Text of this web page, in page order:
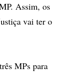
Assim, os
vai ter o
MPs para